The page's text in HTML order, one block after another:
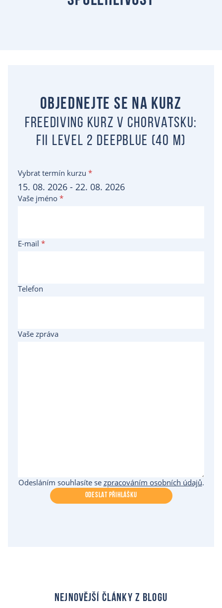
Objednejte se na kurz
Freediving kurz v Chorvatsku:
Fii level 2 Deepblue (40 m)
Vybrat termín kurzu *
Vaše jméno *
E-mail *
Telefon
Vaše zpráva
Odesláním souhlasíte se zpracováním osobních údajů.
ODESLAT PŘIHLÁŠKU
nejnovější články z blogu